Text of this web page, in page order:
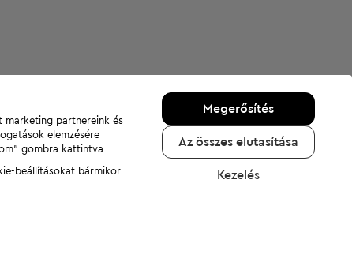
marketing partnereink és
elemzésére
gombra kattintva.
beállításokat bármikor
Megerősítés
Az összes elutasítása
Kezelés